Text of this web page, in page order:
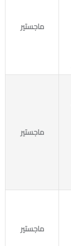
ماجستير
ماجستير
ماجستير